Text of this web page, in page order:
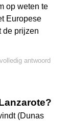
op weten te
Europese
de prijzen
antwoord
(Dunas